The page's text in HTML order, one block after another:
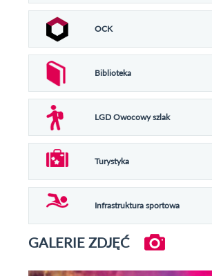
OCK
Biblioteka
LGD Owocowy szlak
Turystyka
Infrastruktura sportowa
GALERIE ZDJĘĆ